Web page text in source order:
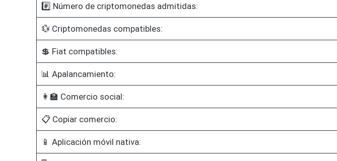
#️⃣ Número de criptomonedas admitidas:
💱 Criptomonedas compatibles:
💲 Fiat compatibles:
📊 Apalancamiento:
👩‍🏫 Comercio social:
📋 Copiar comercio:
📱 Aplicación móvil nativa: